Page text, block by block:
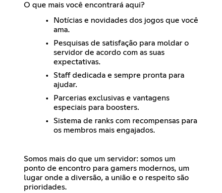
O que mais você encontrará aqui?
Notícias e novidades dos jogos que você
ama.
Pesquisas de satisfação para moldar o
servidor de acordo com as suas
expectativas.
Staff dedicada e sempre pronta para
ajudar.
Parcerias exclusivas e vantagens
especiais para boosters.
Sistema de ranks com recompensas para
os membros mais engajados.
Somos mais do que um servidor: somos um
ponto de encontro para gamers modernos, um
lugar onde a diversão, a união e o respeito são
prioridades.